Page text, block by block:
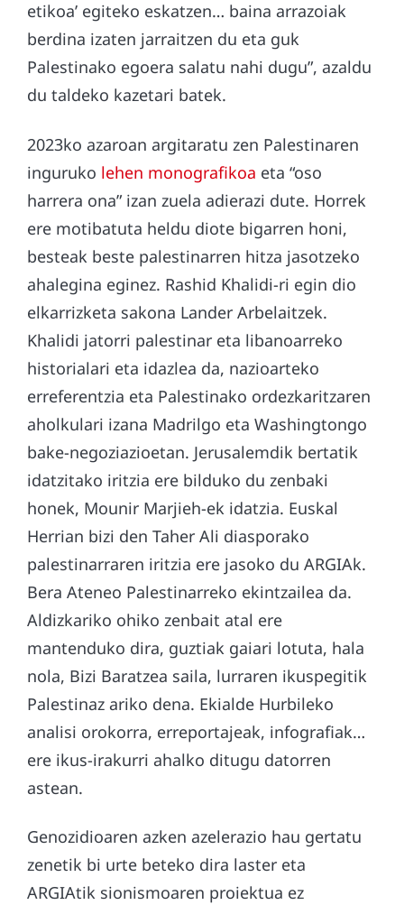
etikoa’ egiteko eskatzen… baina arrazoiak
berdina izaten jarraitzen du eta guk
Palestinako egoera salatu nahi dugu”, azaldu
du taldeko kazetari batek.
2023ko azaroan argitaratu zen Palestinaren
inguruko lehen monografikoa eta “oso
harrera ona” izan zuela adierazi dute. Horrek
ere motibatuta heldu diote bigarren honi,
besteak beste palestinarren hitza jasotzeko
ahalegina eginez. Rashid Khalidi-ri egin dio
elkarrizketa sakona Lander Arbelaitzek.
Khalidi jatorri palestinar eta libanoarreko
historialari eta idazlea da, nazioarteko
erreferentzia eta Palestinako ordezkaritzaren
aholkulari izana Madrilgo eta Washingtongo
bake-negoziazioetan. Jerusalemdik bertatik
idatzitako iritzia ere bilduko du zenbaki
honek, Mounir Marjieh-ek idatzia. Euskal
Herrian bizi den Taher Ali diasporako
palestinarraren iritzia ere jasoko du ARGIAk.
Bera Ateneo Palestinarreko ekintzailea da.
Aldizkariko ohiko zenbait atal ere
mantenduko dira, guztiak gaiari lotuta, hala
nola, Bizi Baratzea saila, lurraren ikuspegitik
Palestinaz ariko dena. Ekialde Hurbileko
analisi orokorra, erreportajeak, infografiak…
ere ikus-irakurri ahalko ditugu datorren
astean.
Genozidioaren azken azelerazio hau gertatu
zenetik bi urte beteko dira laster eta
ARGIAtik sionismoaren proiektua ez